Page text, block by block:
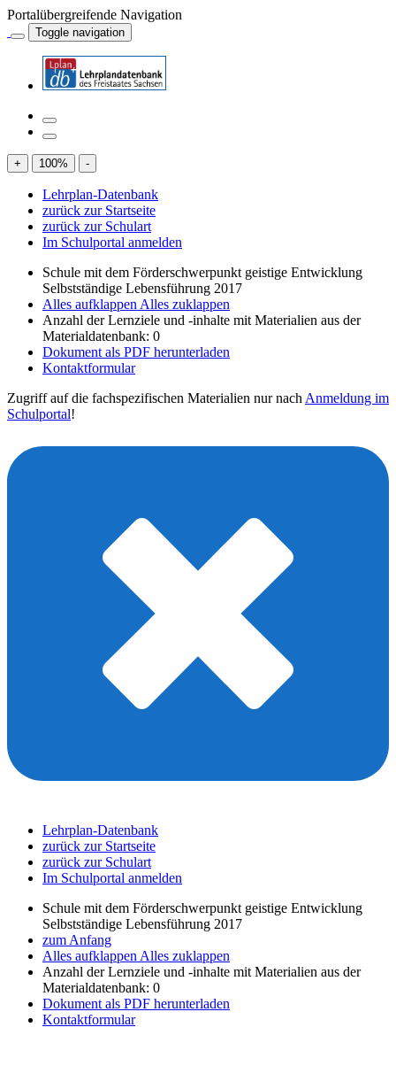
Portalübergreifende Navigation
Toggle navigation
+ 100% -
Lehrplan-Datenbank
zurück zur Startseite
zurück zur Schulart
Im Schulportal anmelden
Schule mit dem Förderschwerpunkt geistige Entwicklung
Selbstständige Lebensführung 2017
Alles aufklappen Alles zuklappen
Anzahl der Lernziele und -inhalte mit Materialien aus der
Materialdatenbank: 0
Dokument als PDF herunterladen
Kontaktformular
Zugriff auf die fachspezifischen Materialien nur nach Anmeldung im
Schulportal!
Lehrplan-Datenbank
zurück zur Startseite
zurück zur Schulart
Im Schulportal anmelden
Schule mit dem Förderschwerpunkt geistige Entwicklung
Selbstständige Lebensführung 2017
zum Anfang
Alles aufklappen Alles zuklappen
Anzahl der Lernziele und -inhalte mit Materialien aus der
Materialdatenbank: 0
Dokument als PDF herunterladen
Kontaktformular